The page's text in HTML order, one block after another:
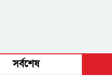
সর্বশেষ